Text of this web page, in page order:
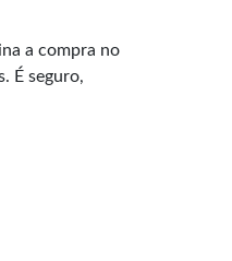
a compra no
É seguro,